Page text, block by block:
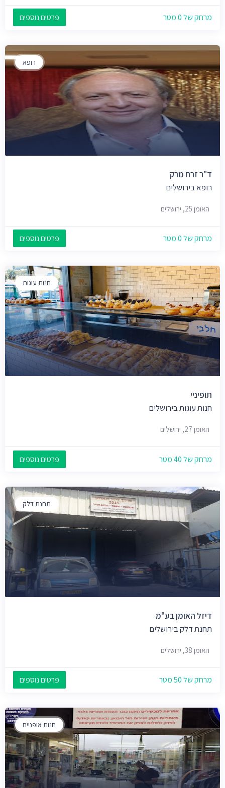
מרחק של 0 מטר פרטים נוספים
רופא
ד"ר זרח מרק
רופא בירושלים
האומן 25, ירושלים
מרחק של 0 מטר פרטים נוספים
חנות עוגות
תופיניי
חנות עוגות בירושלים
האומן 27, ירושלים
מרחק של 40 מטר פרטים נוספים
תחנת דלק
דיזל האומן בע"מ
תחנת דלק בירושלים
האומן 38, ירושלים
מרחק של 50 מטר פרטים נוספים
חנות אופניים